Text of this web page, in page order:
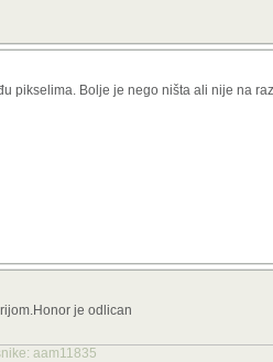
pikselima. Bolje je nego ništa ali nije na
je odlican
aam11835